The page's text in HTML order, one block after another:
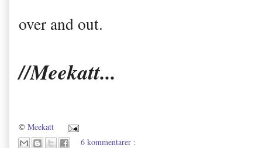
over and out.
//Meekatt...
© Meekatt
6 kommentarer :